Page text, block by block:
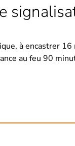
à encastrer
au feu 90